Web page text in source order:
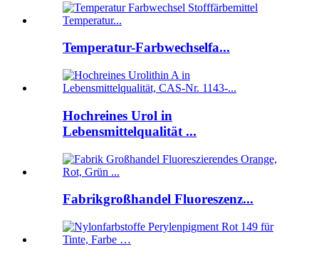
Temperatur-Farbwechselfa...
Hochreines Urol in
Lebensmittelqualität ...
Fabrikgroßhandel Fluoreszenz...